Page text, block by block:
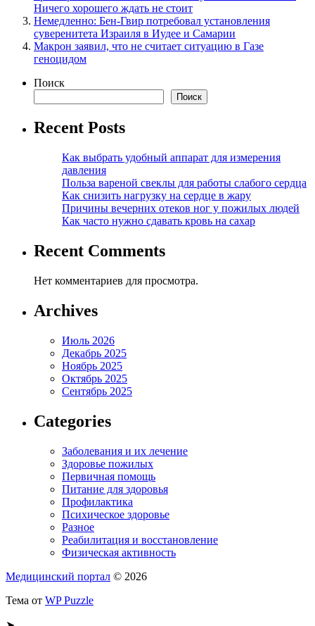
Ничего хорошего ждать не стоит
Немедленно: Бен-Гвир потребовал установления
суверенитета Израиля в Иудее и Самарии
Макрон заявил, что не считает ситуацию в Газе
геноцидом
Поиск
Поиск
Recent Posts
Как выбрать удобный аппарат для измерения
давления
Польза вареной свеклы для работы слабого сердца
Как снизить нагрузку на сердце в жару
Причины вечерних отеков ног у пожилых людей
Как часто нужно сдавать кровь на сахар
Recent Comments
Нет комментариев для просмотра.
Archives
Июль 2026
Декабрь 2025
Ноябрь 2025
Октябрь 2025
Сентябрь 2025
Categories
Заболевания и их лечение
Здоровье пожилых
Первичная помощь
Питание для здоровья
Профилактика
Психическое здоровье
Разное
Реабилитация и восстановление
Физическая активность
Медицинский портал © 2026
Тема от WP Puzzle